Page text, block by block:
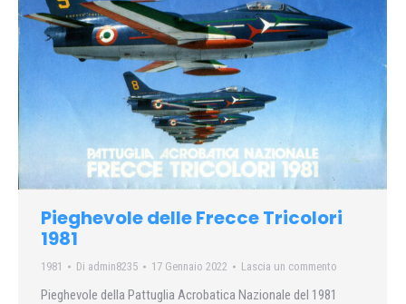
Pieghevole delle Frecce Tricolori
1981
1981 Di admin8235 17 Gennaio 2022 Lascia un commento
Pieghevole della Pattuglia Acrobatica Nazionale del 1981